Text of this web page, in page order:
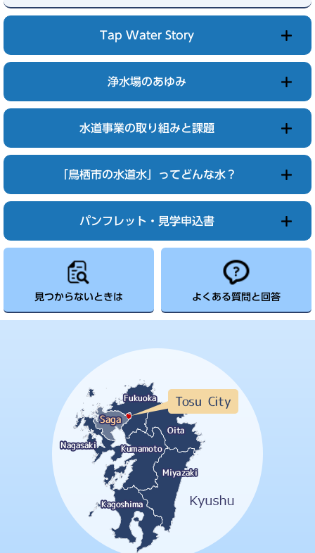
Tap Water Story
浄水場のあゆみ
水道事業の取り組みと課題
「鳥栖市の水道水」ってどんな水？
パンフレット・見学申込書
見つからないときは よくある質問と回答